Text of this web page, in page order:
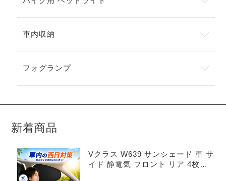
車内収納
フォグランプ
新着商品
Vクラス W639 サンシェード 車 サ
イド 静電気 フロント リア 4枚セ